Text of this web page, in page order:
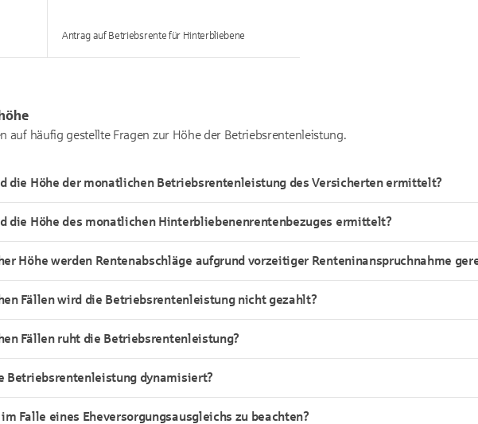
Antrag auf Betriebsrente für Hinterbliebene
auf häufig gestellte Fragen zur Höhe der Betriebsrentenleistung.
die Höhe der monatlichen Betriebsrentenleistung des Versicherten ermittelt?
die Höhe des monatlichen Hinterbliebenenrentenbezuges ermittelt?
Höhe werden Rentenabschläge aufgrund vorzeitiger Renteninanspruchnahme
Fällen wird die Betriebsrentenleistung nicht gezahlt?
Fällen ruht die Betriebsrentenleistung?
Betriebsrentenleistung dynamisiert?
Falle eines Eheversorgungsausgleichs zu beachten?